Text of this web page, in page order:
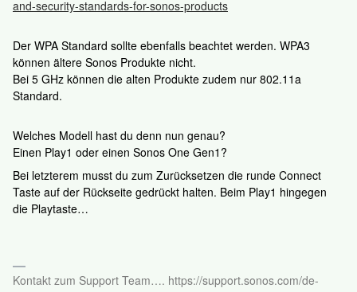
and-security-standards-for-sonos-products
Der WPA Standard sollte ebenfalls beachtet werden. WPA3
können ältere Sonos Produkte nicht.
Bei 5 GHz können die alten Produkte zudem nur 802.11a
Standard.
Welches Modell hast du denn nun genau?
Einen Play1 oder einen Sonos One Gen1?
Bei letzterem musst du zum Zurücksetzen die runde Connect
Taste auf der Rückseite gedrückt halten. Beim Play1 hingegen
die Playtaste…
Kontakt zum Support Team…. https://support.sonos.com/de-